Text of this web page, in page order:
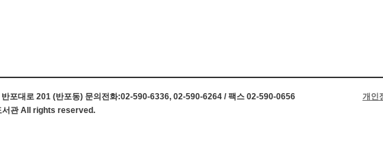
개인
포대로 201 (반포동) 문의전화:02-590-6336, 02-590-6264 / 팩스 02-590-0656
관 All rights reserved.